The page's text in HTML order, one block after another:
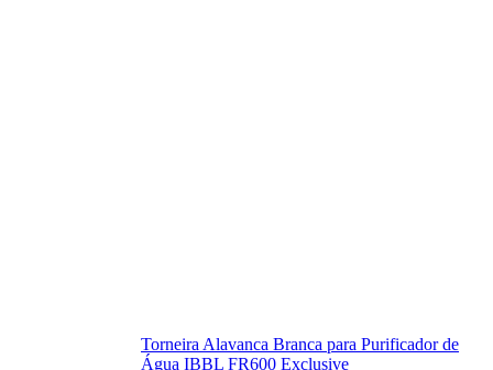
Torneira Alavanca Branca para Purificador de
Água IBBL FR600 Exclusive